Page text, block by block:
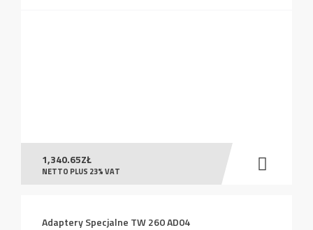
1,340.65ZŁ
NETTO PLUS 23% VAT
Adaptery Specjalne TW 260 AD04